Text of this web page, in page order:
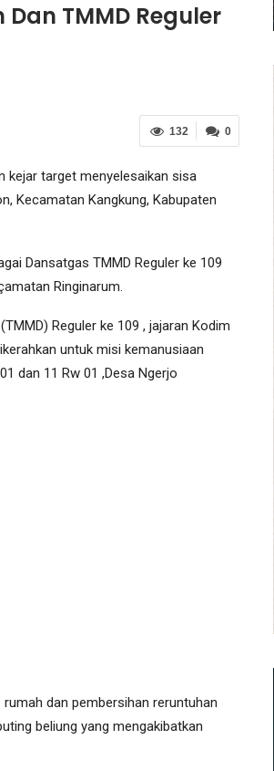
TMMD Reguler
0
132
kejar target menyelesaikan sisa
Kecamatan Kangkung, Kabupaten
Dansatgas TMMD Reguler ke 109
Ringinarum.
Reguler ke 109 , jajaran Kodim
untuk misi kemanusiaan
dan 11 Rw 01 ,Desa Ngerjo
dan pembersihan reruntuhan
beliung yang mengakibatkan